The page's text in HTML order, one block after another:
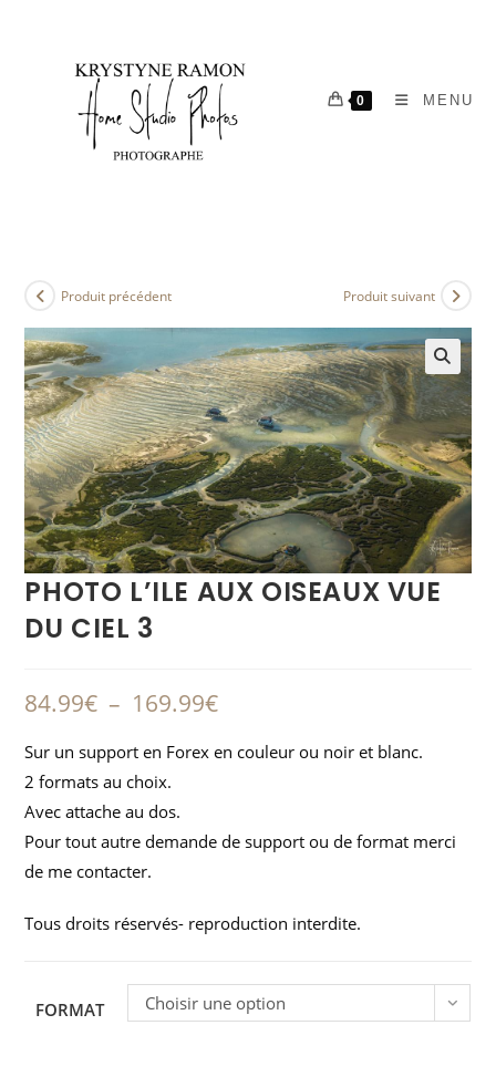
0 MENU
Produit précédent Produit suivant
🔍
PHOTO L’ILE AUX OISEAUX VUE
DU CIEL 3
84.99€ – 169.99€
Sur un support en Forex en couleur ou noir et blanc.
2 formats au choix.
Avec attache au dos.
Pour tout autre demande de support ou de format merci
de me contacter.
Tous droits réservés- reproduction interdite.
FORMAT Choisir une option